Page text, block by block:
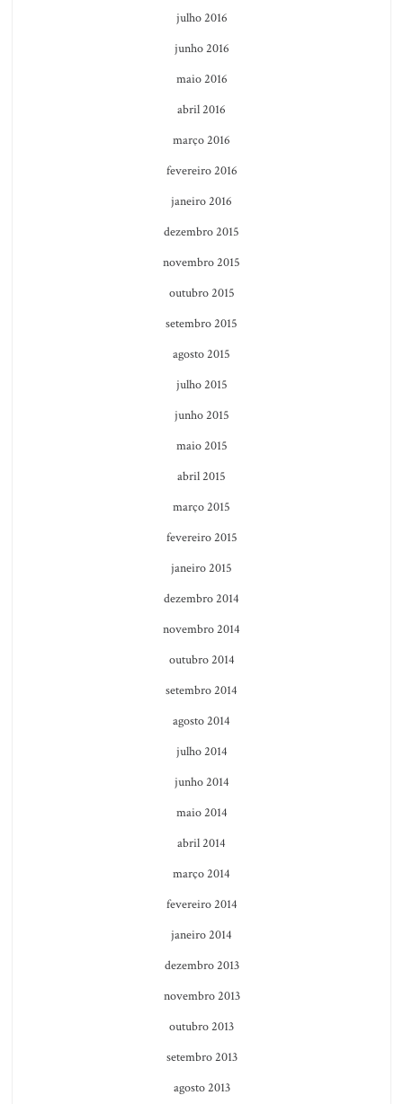
julho 2016
junho 2016
maio 2016
abril 2016
março 2016
fevereiro 2016
janeiro 2016
dezembro 2015
novembro 2015
outubro 2015
setembro 2015
agosto 2015
julho 2015
junho 2015
maio 2015
abril 2015
março 2015
fevereiro 2015
janeiro 2015
dezembro 2014
novembro 2014
outubro 2014
setembro 2014
agosto 2014
julho 2014
junho 2014
maio 2014
abril 2014
março 2014
fevereiro 2014
janeiro 2014
dezembro 2013
novembro 2013
outubro 2013
setembro 2013
agosto 2013